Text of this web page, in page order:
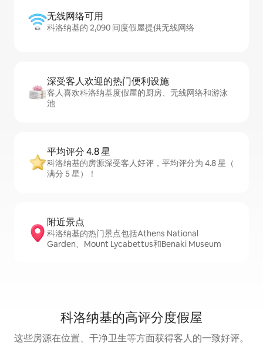
无线网络可用
科洛纳基的 2,090 间度假屋提供无线网络
深受客人欢迎的热门便利设施
客人喜欢科洛纳基度假屋的厨房、无线网络和游泳
池
平均评分 4.8 星
科洛纳基的房源深受客人好评，平均评分为 4.8 星（
满分 5 星）！
附近景点
科洛纳基的热门景点包括Athens National
Garden、Mount Lycabettus和Benaki Museum
科洛纳基的高评分度假屋
这些房源在位置、干净卫生等方面获得客人的一致好评。